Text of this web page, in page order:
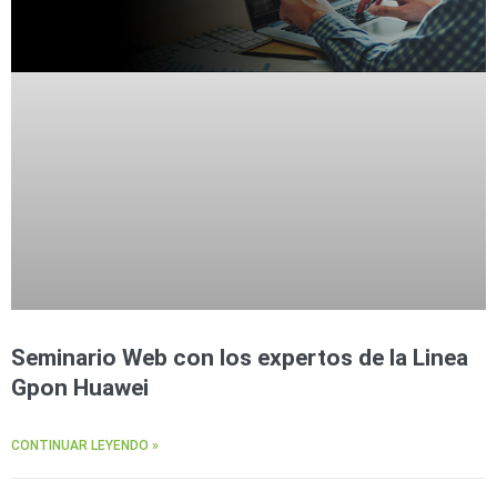
Seminario Web con los expertos de la Linea
Gpon Huawei
CONTINUAR LEYENDO »